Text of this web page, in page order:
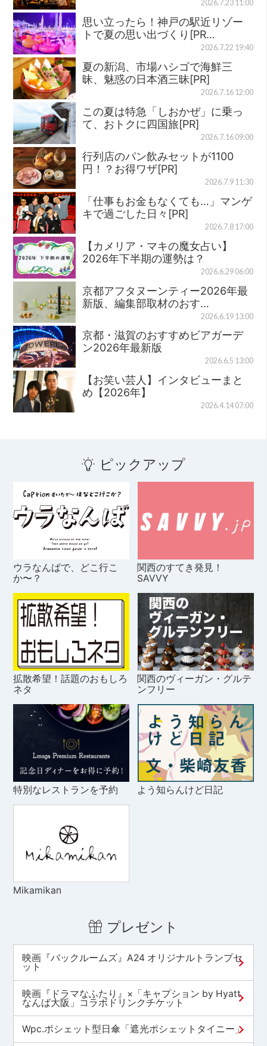
2026.7.23 11:00
思い立ったら！神戸の駅近リゾー
トで夏の思い出づくり[PR…
2026.7.22 19:40
夏の新潟、市場ハシゴで海鮮三
昧、魅惑の日本酒三昧[PR]
2026.7.16 12:00
この夏は特急「しおかぜ」に乗っ
て、おトクに四国旅[PR]
2026.7.16 09:00
行列店のパン飲みセットが1100
円！？お得ワザ[PR]
2026.7.9 11:30
「仕事もお金もなくても…」マンゲ
キで過ごした日々[PR]
2026.7.8 17:00
【カメリア・マキの魔女占い】
2026年下半期の運勢は？
2026.6.29 06:00
京都アフタヌーンティー2026年最
新版、編集部取材のおす…
2026.6.19 13:00
京都・滋賀のおすすめビアガーデ
ン2026年最新版
2026.6.5 13:00
【お笑い芸人】インタビューまと
め【2026年】
2026.4.14 07:00
ピックアップ
ウラなんばで、どこ行こ
か〜？
関西のすてき発見！
SAVVY
拡散希望！話題のおもしろ
ネタ
関西のヴィーガン・グルテ
ンフリー
特別なレストランを予約 よう知らんけど日記
Mikamikan
プレゼント
映画『バックルームズ』A24 オリジナルトランプセ
ット
映画『ドラマなふたり』×「キャプション by Hyatt
なんば大阪」コラボドリンクチケット
Wpc.ポシェット型日傘「遮光ポシェットタイニー」